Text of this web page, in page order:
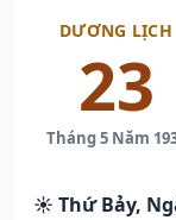
DƯƠNG LỊCH
23
Tháng 5 Năm
☀️ Thứ Bảy,